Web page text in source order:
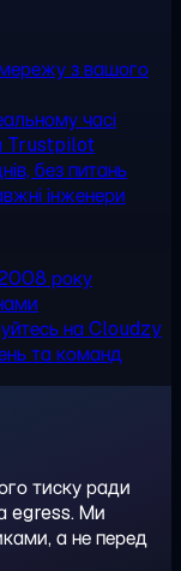
з вашого
часі
Trustpilot
без питань
інженери
року
на Cloudzy
та команд
тиску ради
egress. Ми
а не перед